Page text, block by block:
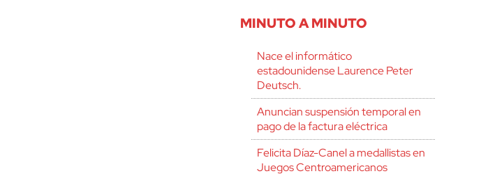
MINUTO A MINUTO
Nace el informático
estadounidense Laurence Peter
Deutsch.
Anuncian suspensión temporal en
pago de la factura eléctrica
Felicita Díaz-Canel a medallistas en
Juegos Centroamericanos